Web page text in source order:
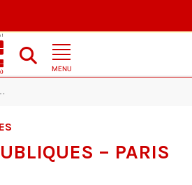
MENU
PUBLIQUES – PARIS (75) :
– PARIS